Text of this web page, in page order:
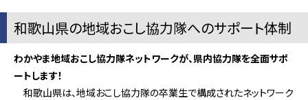
和歌山県の地域おこし協力隊へのサポート体制
わかやま地域おこし協力隊ネットワークが、県内協力隊を全面サポ
ートします！
和歌山県は、地域おこし協力隊の卒業生で構成されたネットワーク